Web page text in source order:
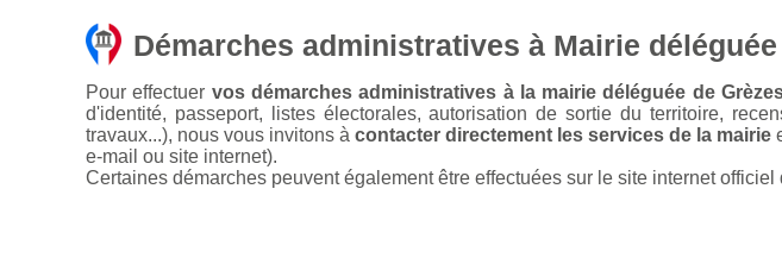
Démarches administratives à Mairie
Pour effectuer vos démarches administratives à la mairie déléguée de
d'identité, passeport, listes électorales, autorisation de sortie du territoire,
travaux...), nous vous invitons à contacter directement les services de la mairie
e-mail ou site internet).
Certaines démarches peuvent également être effectuées sur le site internet